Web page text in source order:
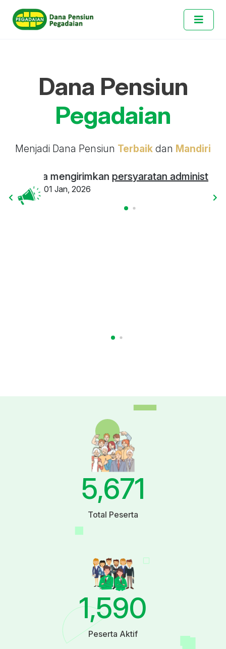
Dana Pensiun
Pegadaian
Menjadi Dana Pensiun Terbaik dan Mandiri
mengirimkanpersyaratan administrasike
01 Jan, 2026
5,671
Total Peserta
1,590
Peserta Aktif